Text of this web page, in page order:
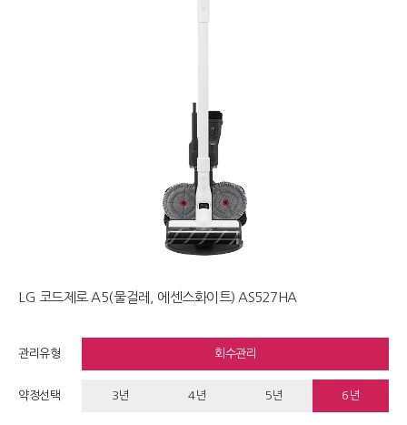
LG 코드제로 A5(물걸레, 에센스화이트) AS527HA
관리유형 회수관리
약정선택 3년 4년 5년 6년